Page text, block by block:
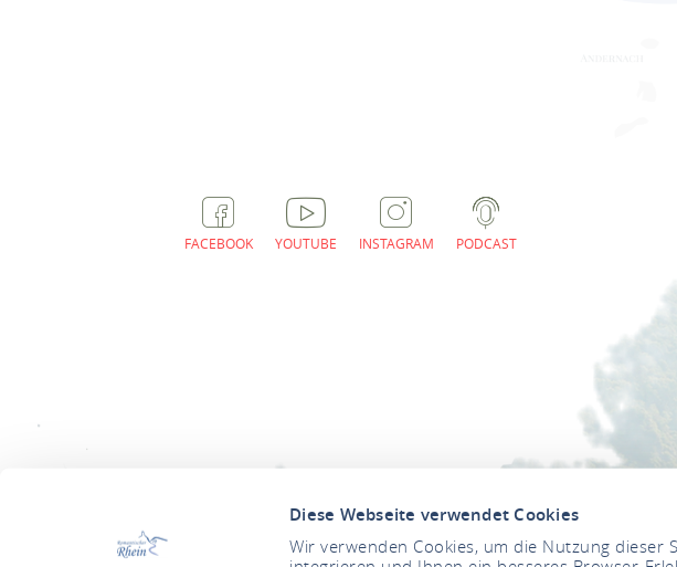
Diese Webseite verwendet Cookies
Wir verwenden Cookies, um die Nutzung dieser
FACEBOOK YOUTUBE INSTAGRAM PODCAST